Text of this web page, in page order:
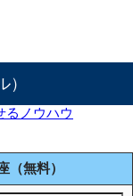
るノウハウ
（無料）